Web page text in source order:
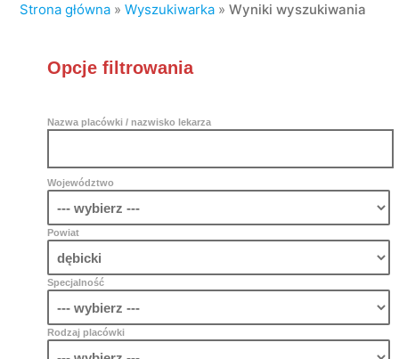
Strona główna »Wyszukiwarka »Wyniki wyszukiwania
Opcje filtrowania
Nazwa placówki / nazwisko lekarza
Województwo
Powiat
Specjalność
Rodzaj placówki